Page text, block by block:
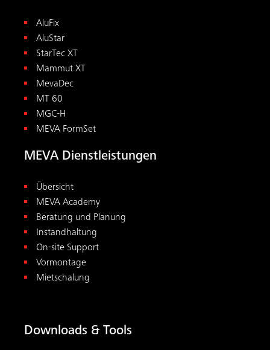
AluFix
AluStar
StarTec XT
Mammut XT
MevaDec
MT 60
MGC-H
MEVA FormSet
MEVA Dienstleistungen
Übersicht
MEVA Academy
Beratung und Planung
Instandhaltung
On-site Support
Vormontage
Mietschalung
Downloads & Tools